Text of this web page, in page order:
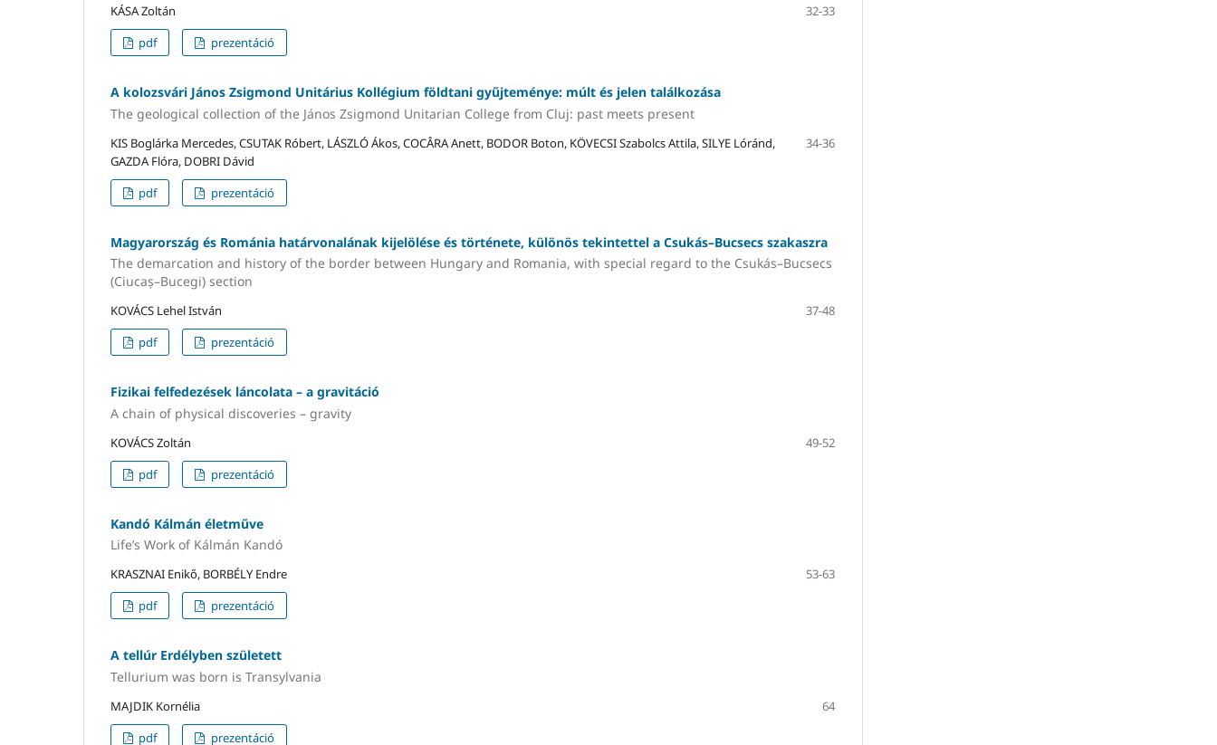
KÁSA Zoltán
32-33
pdf
prezentáció
A kolozsvári János Zsigmond Unitárius Kollégium földtani gyűjteménye: múlt és jelen találkozása
The geological collection of the János Zsigmond Unitarian College from Cluj: past meets present
KIS Boglárka Mercedes, CSUTAK Róbert, LÁSZLÓ Ákos, COCÂRA Anett, BODOR Boton, KÖVECSI Szabolcs Attila, SILYE Lóránd,
GAZDA Flóra, DOBRI Dávid
34-36
pdf prezentáció
Magyarország és Románia határvonalának kijelölése és története, különös tekintettel a Csukás–Bucsecs szakaszra
The demarcation and history of the border between Hungary and Romania, with special regard to the Csukás–Bucsecs
(Ciucaș–Bucegi) section
KOVÁCS Lehel István
37-48
pdf
prezentáció
Fizikai felfedezések láncolata – a gravitáció
A chain of physical discoveries – gravity
KOVÁCS Zoltán
49-52
pdf
prezentáció
Kandó Kálmán életműve
Life’s Work of Kálmán Kandó
KRASZNAI Enikő, BORBÉLY Endre
53-63
pdf
prezentáció
A tellúr Erdélyben született
Tellurium was born is Transylvania
MAJDIK Kornélia
64
pdf
prezentáció